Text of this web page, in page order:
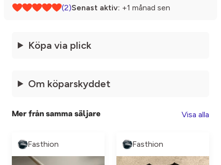
(2)Senast aktiv: +1 månad sen
Köpa via plick
Om köparskyddet
Mer från samma säljare Visa alla
Fasthion Fasthion